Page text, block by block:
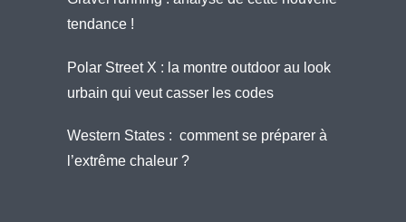
tendance !
Polar Street X : la montre outdoor au look
urbain qui veut casser les codes
Western States : comment se préparer à
l’extrême chaleur ?